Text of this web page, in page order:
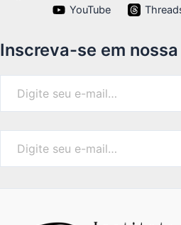
YouTube
Inscreva-se em